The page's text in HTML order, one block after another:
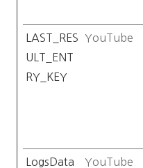
LAST_RES
ULT_ENT
RY_KEY
YouTube
LogsData
YouTube